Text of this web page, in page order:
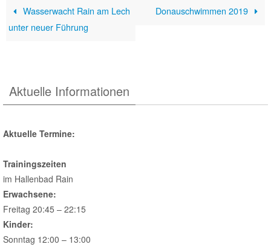
Wasserwacht Rain am Lech
unter neuer Führung
Donauschwimmen 2019
Aktuelle Informationen
Aktuelle Termine:
Trainingszeiten
im Hallenbad Rain
Erwachsene:
Freitag 20:45 – 22:15
Kinder:
Sonntag 12:00 – 13:00